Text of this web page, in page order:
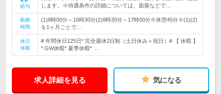
給与
します。※待遇条件の詳細については、面接などで…
勤務
時間
(1)8時00分～16時30分(2)8時30分～17時00分※休憩45分※(1)(2)
を1ヶ月ごとで…
休日
休暇
# 年間休日125日* 完全週休2日制（土日休み＋祝日）# 【 休暇 】
* GW休暇* 夏季休暇* …
求人詳細を見る 気になる